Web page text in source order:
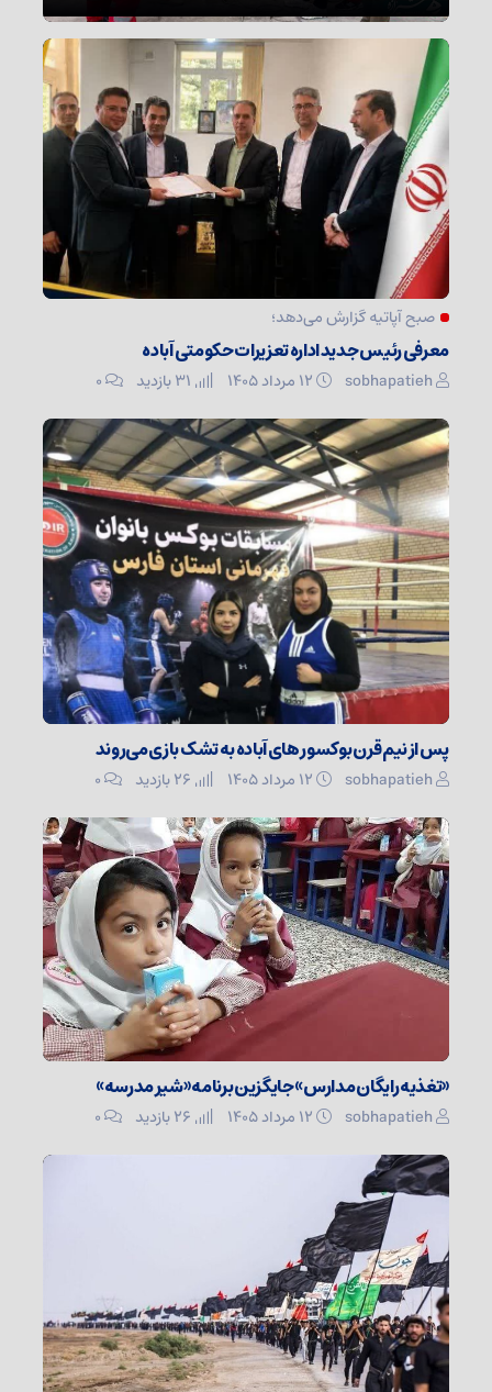
صبح آپاتیه گزارش می‌دهد؛
معرفی رئیس جدید اداره تعزیرات حکومتی آباده
sobhapatieh ۰
پس از نیم قرن بوکسور های آباده به تشک بازی می‌روند
sobhapatieh ۰
«تغذیه رایگان مدارس» جایگزین برنامه «شیر مدرسه»
sobhapatieh ۰